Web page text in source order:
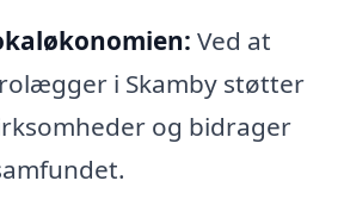
Ved at
i Skamby støtter
og bidrager